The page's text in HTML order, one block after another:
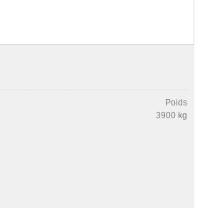
Poids
3900 kg